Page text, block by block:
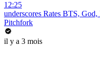
12:25
underscores Rates BTS,
Pitchfork
il y a 3 mois